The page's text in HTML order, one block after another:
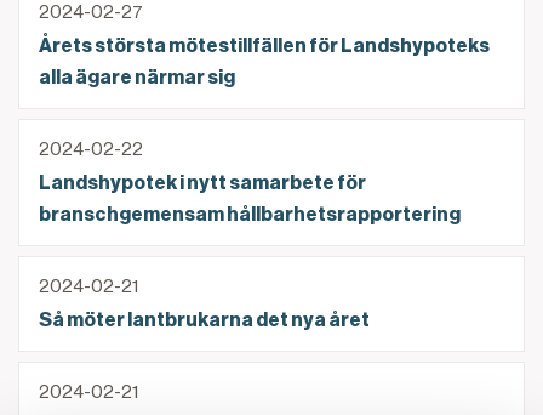
2024-02-27
Årets största mötestillfällen för Landshypoteks
alla ägare närmar sig
2024-02-22
Landshypotek i nytt samarbete för
branschgemensam hållbarhetsrapportering
2024-02-21
Så möter lantbrukarna det nya året
2024-02-21